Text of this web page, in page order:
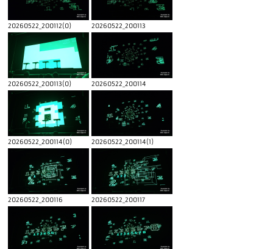
20260522_200112(0) 20260522_200113
20260522_200113(0) 20260522_200114
20260522_200114(0) 20260522_200114(1)
20260522_200116 20260522_200117